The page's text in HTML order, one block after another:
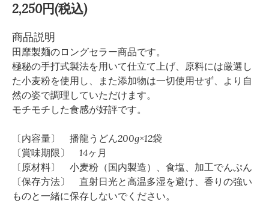
2,250円(税込)
商品説明
田靡製麺のロングセラー商品です。
極秘の手打式製法を用いて仕立て上げ、原料には厳選し
た小麦粉を使用し、また添加物は一切使用せず、より自
然の姿で調理していただけます。
モチモチした食感が好評です。
〔内容量〕 播龍うどん200g×12袋
〔賞味期限〕 14ヶ月
〔原材料〕 小麦粉（国内製造）、食塩、加工でんぷん
〔保存方法〕 直射日光と高温多湿を避け、香りの強い
ものと一緒に保存しないでください。